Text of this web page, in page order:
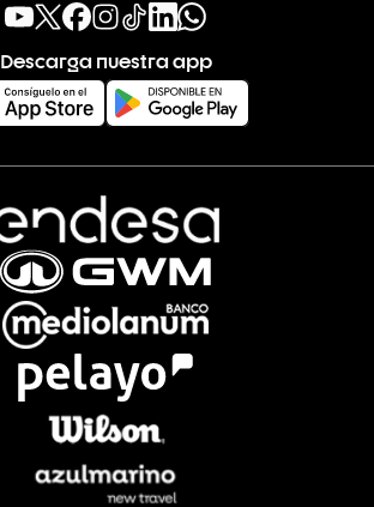
Descarga nuestra app